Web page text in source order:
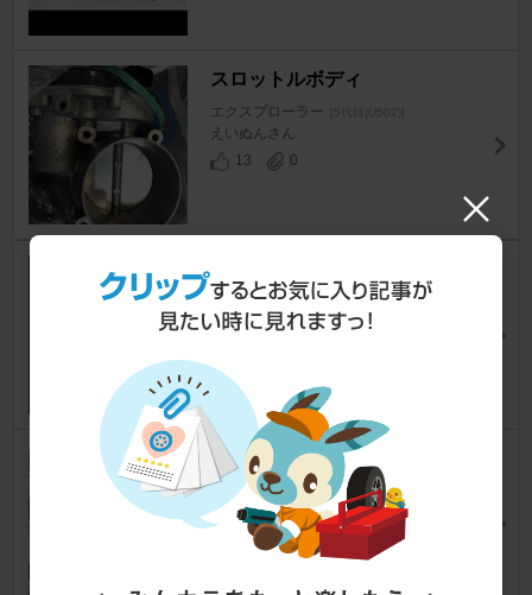
スロットルボディ
エクスプローラー [5代目(U502)]
えいぬんさん
13
0
オートマの違和感 滑り
エクスプローラー [5代目(U502)]
Jun@ExPさん
ミッションオイル交換
エクスプローラー [5代目(U502)]
coco3さん
17
1